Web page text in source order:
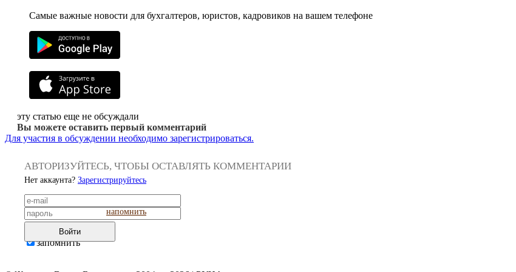
Самые важные новости для бухгалтеров, юристов, кадровиков на вашем телефоне
эту статью еще не обсуждали
Вы можете оставить первый комментарий
Для участия в обсуждении необходимо зарегистрироваться.
АВТОРИЗУЙТЕСЬ, ЧТОБЫ ОСТАВЛЯТЬ КОММЕНТАРИИ
Нет аккаунта? Зарегистрируйтесь
напомнить
Войти
запомнить